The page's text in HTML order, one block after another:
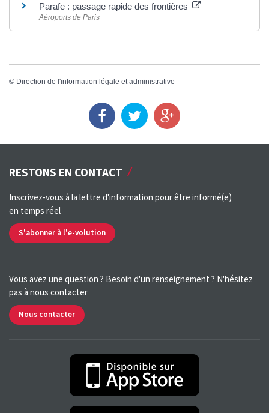
Parafe : passage rapide des frontières
Aéroports de Paris
© Direction de l'information légale et administrative
RESTONS EN CONTACT
Inscrivez-vous à la lettre d'information pour être informé(e)
en temps réel
S'abonner à l'e-volution
Vous avez une question ? Besoin d'un renseignement ? N'hésitez
pas à nous contacter
Nous contacter